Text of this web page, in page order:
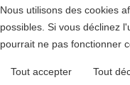
Nous utilisons des cookies
possibles. Si vous déclinez
pourrait ne pas fonctionner
Tout accepter Tout